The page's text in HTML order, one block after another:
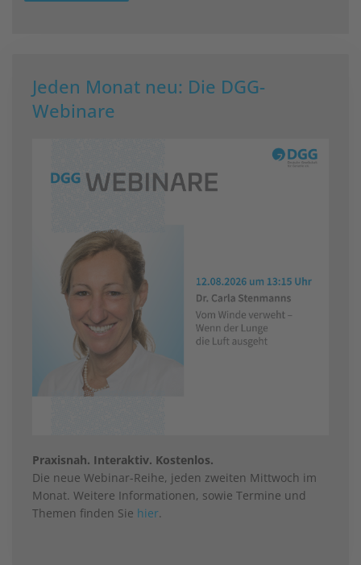
Jeden Monat neu: Die DGG-
Webinare
Praxisnah. Interaktiv. Kostenlos.
Die neue Webinar-Reihe, jeden zweiten Mittwoch im
Monat. Weitere Informationen, sowie Termine und
Themen finden Sie hier.